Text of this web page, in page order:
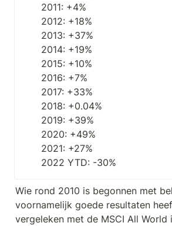
2011: +4%
2012: +18%
2013: +37%
2014: +19%
2015: +10%
2016: +7%
2017: +33%
2018: +0.04%
2019: +39%
2020: +49%
2021: +27%
2022 YTD: -30%
Wie rond 2010 is begonnen met
voornamelijk goede resultaten
vergeleken met de MSCI All World